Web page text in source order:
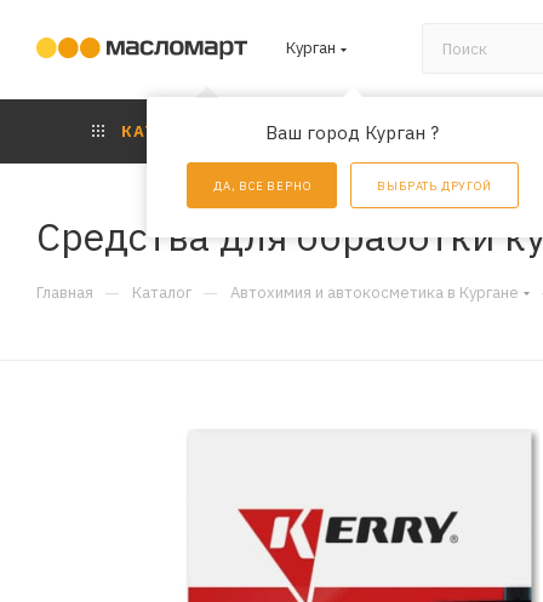
Курган
Ваш город Курган ?
ДА, ВСЕ ВЕРНО ВЫБРАТЬ ДРУГОЙ
КАТАЛОГ АКЦИИ
Средства для обработки
Главная — Каталог — Автохимия и автокосметика в Кургане